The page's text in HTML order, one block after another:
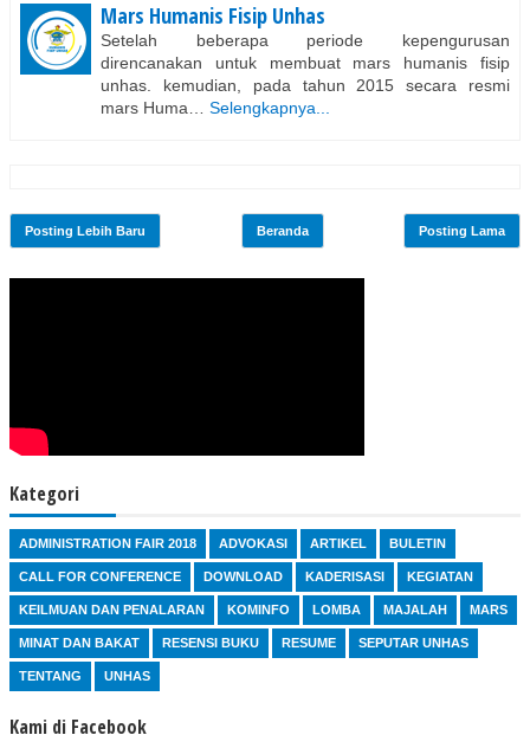
Mars Humanis Fisip Unhas
Setelah beberapa periode kepengurusan
direncanakan untuk membuat mars humanis fisip
unhas. kemudian, pada tahun 2015 secara resmi
mars Huma… Selengkapnya...
Posting Lebih Baru Posting Lama
Beranda
Kategori
ADMINISTRATION FAIR 2018 ADVOKASI ARTIKEL BULETIN
CALL FOR CONFERENCE DOWNLOAD KADERISASI KEGIATAN
KEILMUAN DAN PENALARAN KOMINFO LOMBA MAJALAH MARS
MINAT DAN BAKAT RESENSI BUKU RESUME SEPUTAR UNHAS
TENTANG UNHAS
Kami di Facebook